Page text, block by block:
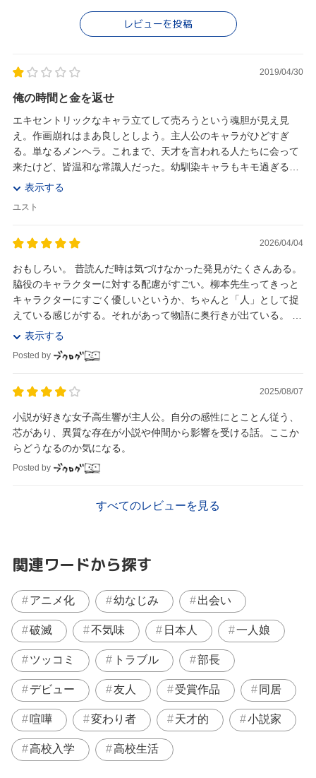
レビューを投稿
2019/04/30
俺の時間と金を返せ
エキセントリックなキャラ立てして売ろうという魂胆が見え見
え。作画崩れはまあ良しとしよう。主人公のキャラがひどすぎ
る。単なるメンヘラ。これまで、天才を言われる人たちに会って
来たけど、皆温和な常識人だった。幼馴染キャラもキモ過ぎる。
こいつはこんな奴なんだって、お前も友達なら忠告しろよ...
表示する
ユスト
2026/04/04
おもしろい。 昔読んだ時は気づけなかった発見がたくさんある。
脇役のキャラクターに対する配慮がすごい。柳本先生ってきっと
キャラクターにすごく優しいというか、ちゃんと「人」として捉
えている感じがする。それがあって物語に奥行きが出ている。 奇
人というかクリエイティブに特化した感性豊か...
表示する
Posted by
2025/08/07
小説が好きな女子高生響が主人公。自分の感性にとことん従う、
芯があり、異質な存在が小説や仲間から影響を受ける話。ここか
らどうなるのか気になる。
Posted by
すべてのレビューを見る
関連ワードから探す
アニメ化 幼なじみ 出会い
破滅 不気味 日本人 一人娘
ツッコミ トラブル 部長
デビュー 友人 受賞作品 同居
喧嘩 変わり者 天才的 小説家
高校入学 高校生活